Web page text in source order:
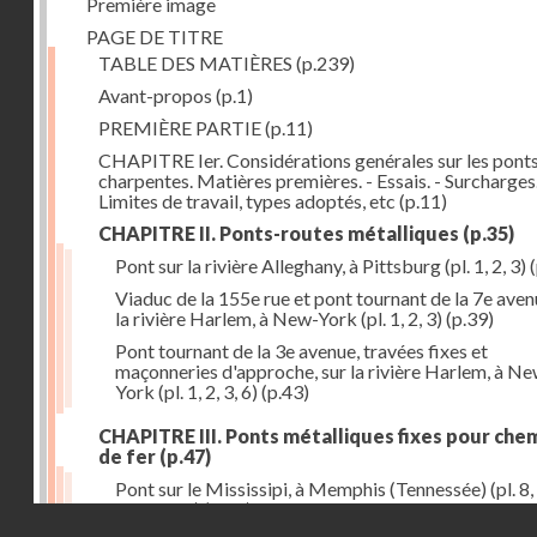
PAGE DE TITRE
TABLE DES MATIÈRES (p.239)
Avant-propos (p.1)
PREMIÈRE PARTIE(p.11)
CHAPITRE Ier. Considérations genérales sur les
charpentes. Matières premières. - Essais. -
Limites de travail, types adoptés, etc (p.11)
CHAPITRE II. Ponts-routes métalliques (p.35)
Pont sur la rivière Alleghany, à Pittsburg (pl. 1, 2, 3)
Viaduc de la 155e rue et pont tournant de la 7e
la rivière Harlem, à New-York (pl. 1, 2, 3) (p.39)
Pont tournant de la 3e avenue, travées fixes et
maçonneries d'approche, sur la rivière Harlem, à
York (pl. 1, 2, 3, 6) (p.43)
CHAPITRE III. Ponts métalliques fixes pour
de fer (p.47)
Pont sur le Mississipi, à Memphis (Tennessée) (pl. 8,
11, 12, 13)(p.47)